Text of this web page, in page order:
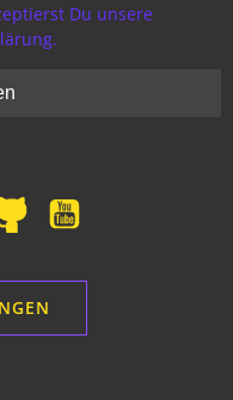
Du unsere